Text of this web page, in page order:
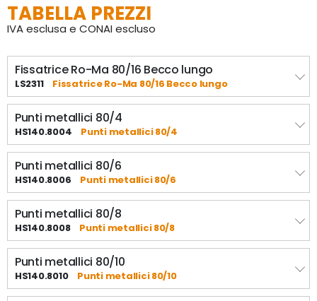
TABELLA PREZZI
IVA esclusa e CONAI escluso
Fissatrice Ro-Ma 80/16 Becco lungo
LS2311 Fissatrice Ro-Ma 80/16 Becco lungo
Punti metallici 80/4
HS140.8004 Punti metallici 80/4
Punti metallici 80/6
HS140.8006 Punti metallici 80/6
Punti metallici 80/8
HS140.8008 Punti metallici 80/8
Punti metallici 80/10
HS140.8010 Punti metallici 80/10